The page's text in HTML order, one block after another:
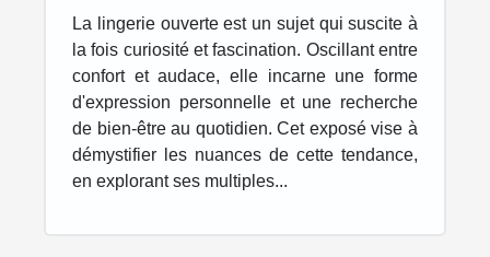
faut savoir
La lingerie ouverte est un sujet qui suscite à
la fois curiosité et fascination. Oscillant entre
confort et audace, elle incarne une forme
d'expression personnelle et une recherche
de bien-être au quotidien. Cet exposé vise à
démystifier les nuances de cette tendance,
en explorant ses multiples...